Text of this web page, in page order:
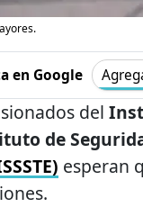
en Google
del
de
esperan